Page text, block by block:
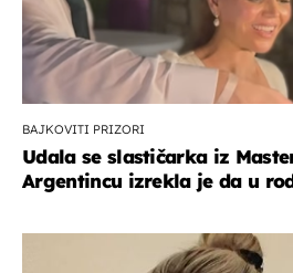
BAJKOVITI PRIZORI
Udala se slastičarka iz
Argentincu izrekla je da u